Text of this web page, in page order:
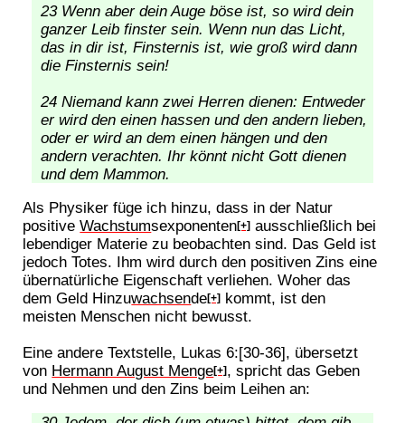
23 Wenn aber dein Auge böse ist, so wird dein
ganzer Leib finster sein. Wenn nun das Licht,
das in dir ist, Finsternis ist, wie groß wird dann
die Finsternis sein!
24 Niemand kann zwei Herren dienen: Entweder
er wird den einen hassen und den andern lieben,
oder er wird an dem einen hängen und den
andern verachten. Ihr könnt nicht Gott dienen
und dem Mammon.
Als Physiker füge ich hinzu, dass in der Natur
positiveWachstumsexponenten[+] ausschließlich bei
lebendiger Materie zu beobachten sind. Das Geld ist
jedoch Totes. Ihm wird durch den positiven Zins eine
übernatürliche Eigenschaft verliehen. Woher das
dem Geld Hinzuwachsende[+] kommt, ist den
meisten Menschen nicht bewusst.
Eine andere Textstelle, Lukas 6:[30-36], übersetzt
von Hermann August Menge[+] , spricht das Geben
und Nehmen und den Zins beim Leihen an: